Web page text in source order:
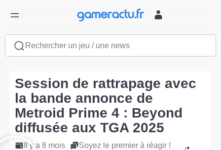
Rechercher un jeu / une news
Session de rattrapage avec
la bande annonce de
Metroid Prime 4 : Beyond
diffusée aux TGA 2025
Il y a 8 mois Soyez le premier à réagir !